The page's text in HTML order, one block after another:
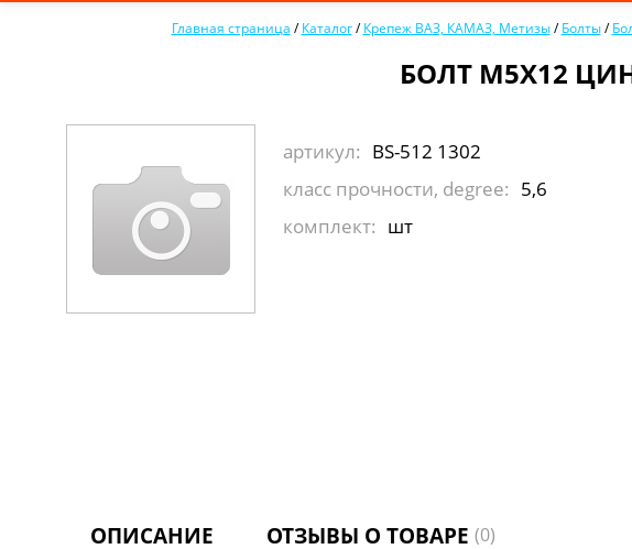
Главная страница /Каталог /Крепеж ВАЗ, КАМАЗ, Метизы /Болты /
БОЛТ М5Х12
артикул: BS-512 1302
класс прочности, degree: 5,6
комплект: шт
ОПИСАНИЕ ОТЗЫВЫ О ТОВАРЕ (0)